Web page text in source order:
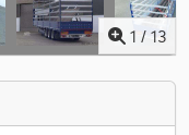
1 / 13